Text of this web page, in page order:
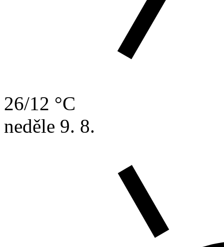
26/12 °C
neděle 9. 8.